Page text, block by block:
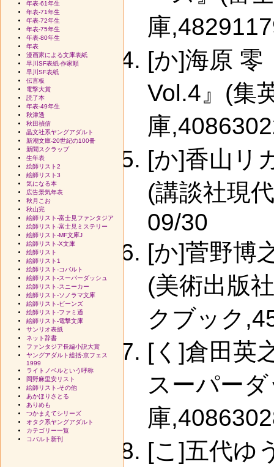
庫
[か]海原 零
Vol.4』(集
庫
[か]香山リ
(講談社現
09/30
[か]菅野博
(美術出版
クブック
[く]倉田英
スーパー
庫
[こ]五代ゆ
年表-61年生
年表-71年生
年表-72年生
年表-75年生
年表-80年生
年表
漫画家による文庫表紙
早川SF表紙-作家順
早川SF表紙
伝言板
電撃大賞
読了本
年表-49年生
秋津透
秋田禎信
晶文社系ヤングアダルト
新潮文庫-20世紀の100冊
新聞スクラップ
生年表
絵師リスト2
絵師リスト3
気になる本
広告景気年表
秋月こお
秋山完
絵師リスト-富士見ファンタジア
絵師リスト-富士見ミステリー
絵師リスト-MF文庫J
絵師リスト-X文庫
絵師リスト
絵師リスト1
絵師リスト-コバルト
絵師リスト-スーパーダッシュ
絵師リスト-スニーカー
絵師リスト-ソノラマ文庫
絵師リスト-ビーンズ
絵師リスト-ファミ通
絵師リスト-電撃文庫
サンリオ表紙
ネット辞書
ファンタジア長編小説大賞
ヤングアダルト総括-京フェス
1999
ライトノベルという呼称
岡野麻里安リスト
絵師リスト-その他
あかほりさとる
ありめも
つかまえてシリーズ
オタク系ヤングアダルト
カテゴリー一覧
コバルト新刊